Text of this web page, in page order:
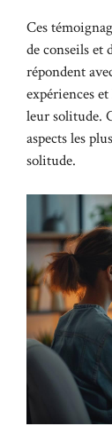
Ces
de conseils et
répondent
expériences
leur solitude.
aspects les
solitude.